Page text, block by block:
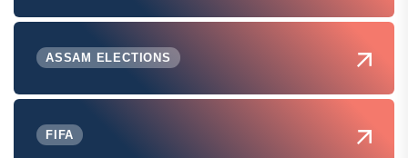
ASSAM ELECTIONS
FIFA